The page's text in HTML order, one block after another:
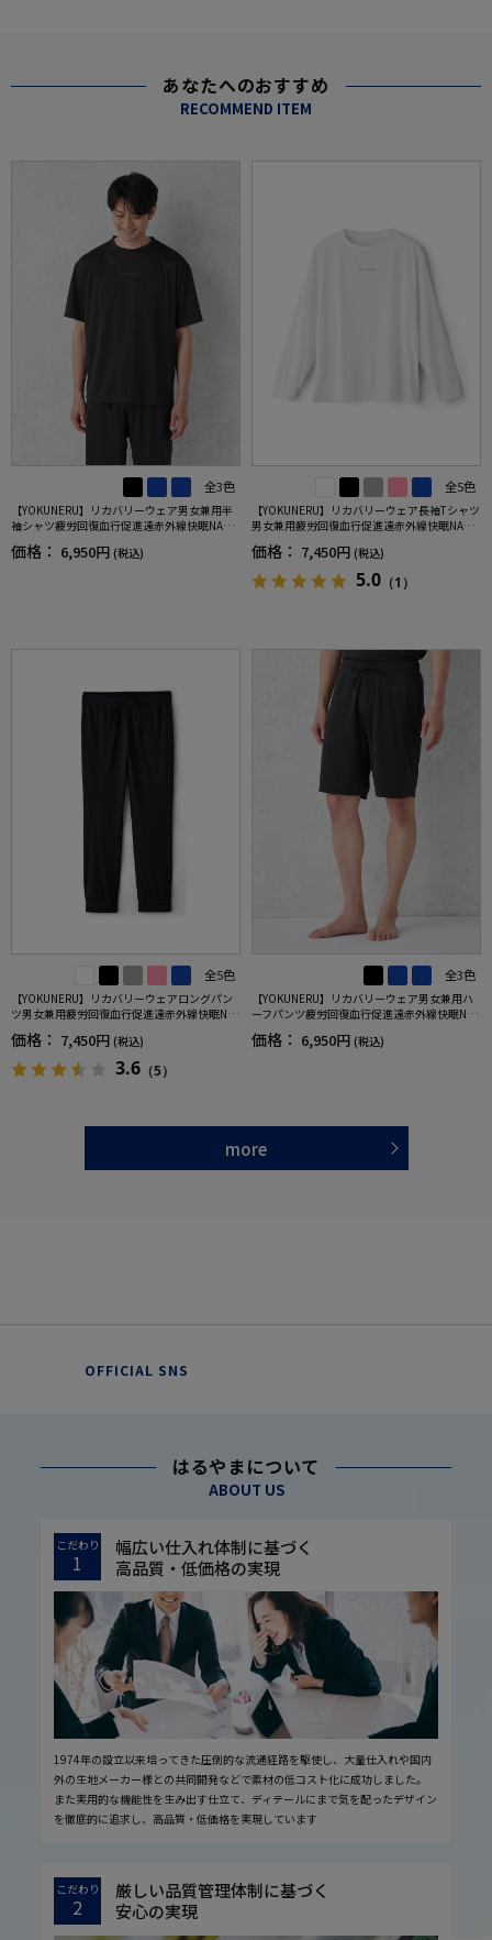
あなたへのおすすめ
RECOMMEND ITEM
全3色
【YOKUNERU】リカバリーウェア男女兼用半
袖シャツ疲労回復血行促進遠赤外線快眠NANO
MIX(R)【一般医療機器】SS～LLサイズ
価格： 6,950円 (税込)
全5色
【YOKUNERU】リカバリーウェア長袖Tシャツ
男女兼用疲労回復血行促進遠赤外線快眠NANO
MIX(R)【一般医療機器】SS～LLサイズ
価格： 7,450円 (税込)
5.0 （1）
全5色
【YOKUNERU】リカバリーウェアロングパン
ツ男女兼用疲労回復血行促進遠赤外線快眠NA
NOMIX(R)【一般医療機器】SS～LLサイズ
価格： 7,450円 (税込)
3.6 （5）
全3色
【YOKUNERU】リカバリーウェア男女兼用ハ
ーフパンツ疲労回復血行促進遠赤外線快眠NA
NOMIX(R)【一般医療機器】SS～LLサイズ
価格： 6,950円 (税込)
more
OFFICIAL SNS
はるやまについて
ABOUT US
こだわり
1
幅広い仕入れ体制に基づく
高品質・低価格の実現
1974年の設立以来培ってきた圧倒的な流通経路を駆使し、大量仕入れや国内
外の生地メーカー様との共同開発などで素材の低コスト化に成功しました。
また実用的な機能性を生み出す仕立て、ディテールにまで気を配ったデザイン
を徹底的に追求し、高品質・低価格を実現しています
こだわり
2
厳しい品質管理体制に基づく
安心の実現